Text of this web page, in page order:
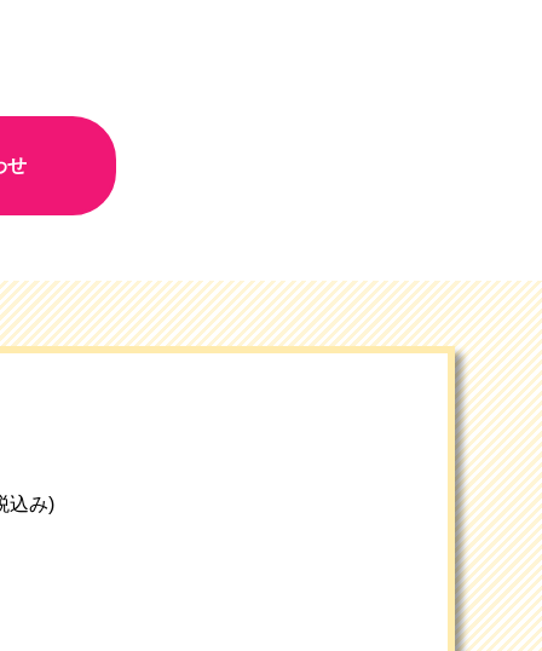
せ
込み)